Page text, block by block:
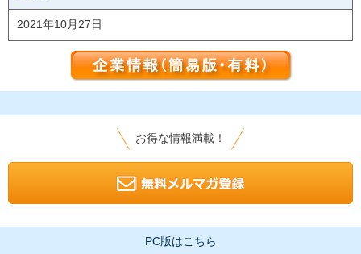
2021年10月27日
お得な情報満載！
PC版はこちら